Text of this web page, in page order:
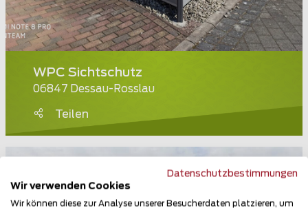
WPC Sichtschutz
06847 Dessau-Rosslau
Teilen
Datenschutzbestimmungen
Wir verwenden Cookies
Wir können diese zur Analyse unserer Besucherdaten platzieren, um